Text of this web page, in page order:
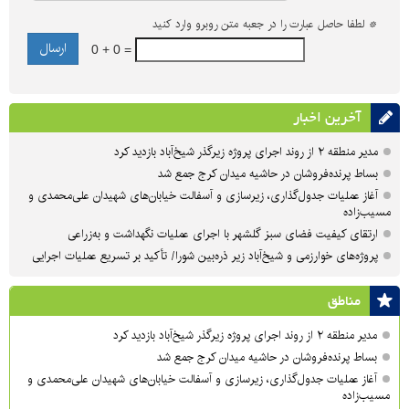
* لطفا حاصل عبارت را در جعبه متن روبرو وارد کنید
0 + 0 =
آخرین اخبار
مدیر منطقه ۲ از روند اجرای پروژه زیرگذر شیخ‌آباد بازدید کرد
بساط پرنده‌فروشان در حاشیه میدان کرج جمع شد
آغاز عملیات جدول‌گذاری، زیرسازی و آسفالت خیابان‌های شهیدان علی‌محمدی و
مسیب‌زاده
ارتقای کیفیت فضای سبز گلشهر با اجرای عملیات نگهداشت و به‌زراعی
پروژه‌های خوارزمی و شیخ‌آباد زیر ذره‌بین شورا/ تأکید بر تسریع عملیات اجرایی
مناطق
مدیر منطقه ۲ از روند اجرای پروژه زیرگذر شیخ‌آباد بازدید کرد
بساط پرنده‌فروشان در حاشیه میدان کرج جمع شد
آغاز عملیات جدول‌گذاری، زیرسازی و آسفالت خیابان‌های شهیدان علی‌محمدی و
مسیب‌زاده